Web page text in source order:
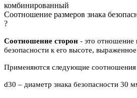
комбинированный
Соотношение размеров знака
?
Соотношение сторон - это отношение
безопасности к его высоте,
Применяются следующие
d30 – диаметр знака безопасности 30